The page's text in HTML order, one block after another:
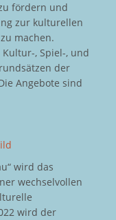
fördern und
zur kulturellen
machen.
, Spiel-, und
der
Angebote sind
wird das
wechselvollen
wird der